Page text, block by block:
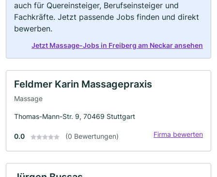
auch für Quereinsteiger, Berufseinsteiger und
Fachkräfte. Jetzt passende Jobs finden und direkt
bewerben.
Jetzt Massage-Jobs in Freiberg am Neckar ansehen
Feldmer Karin Massagepraxis
Massage
Thomas-Mann-Str. 9, 70469 Stuttgart
0.0 (0 Bewertungen) Firma bewerten